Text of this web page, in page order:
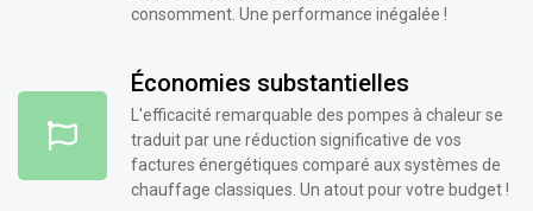
consomment. Une performance inégalée !
Économies substantielles
L'efficacité remarquable des pompes à chaleur se
traduit par une réduction significative de vos
factures énergétiques comparé aux systèmes de
chauffage classiques. Un atout pour votre budget !